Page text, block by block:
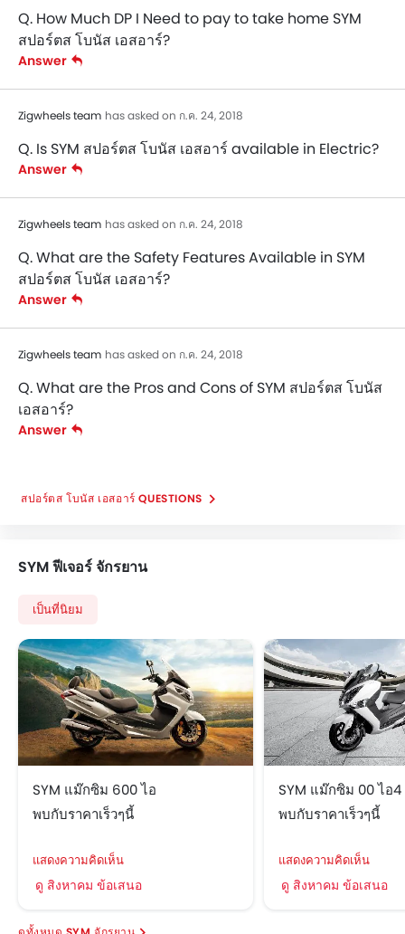
Q. How Much DP I Need to pay to take home SYM
สปอร์ตส โบนัส เอสอาร์?
Answer
Zigwheels team has asked on ก.ค. 24, 2018
Q. Is SYM สปอร์ตส โบนัส เอสอาร์ available in Electric?
Answer
Zigwheels team has asked on ก.ค. 24, 2018
Q. What are the Safety Features Available in SYM
สปอร์ตส โบนัส เอสอาร์?
Answer
Zigwheels team has asked on ก.ค. 24, 2018
Q. What are the Pros and Cons of SYM สปอร์ตส โบนัส
เอสอาร์?
Answer
สปอร์ตส โบนัส เอสอาร์ QUESTIONS
SYM ฟีเจอร์ จักรยาน
เป็นที่นิยม
SYM แม๊กซิม 600 ไอ
พบกับราคาเร็วๆนี้
แสดงความคิดเห็น
ดู สิงหาคม ข้อเสนอ
SYM แม๊กซิม 00 ไอ4
พบกับราคาเร็วๆนี้
แสดงความคิดเห็น
ดู สิงหาคม ข้อเสนอ